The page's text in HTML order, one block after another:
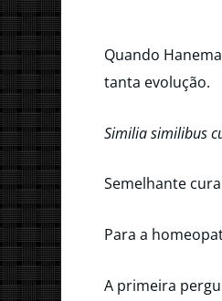
Quando
tanta evolução.
Similia similibus
Semelhante
Para a
A primeira